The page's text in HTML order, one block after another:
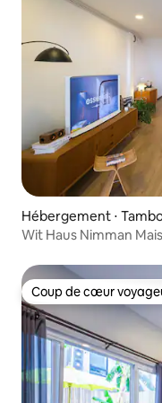
Hébergement ⋅
Wit Haus Nimman
Coup de cœur
Coup de cœur